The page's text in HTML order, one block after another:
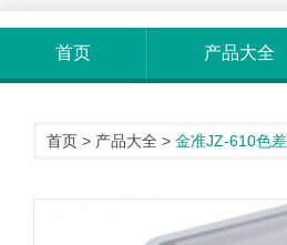
首页 产品大全
首页 > 产品大全 > 金准JZ-610色